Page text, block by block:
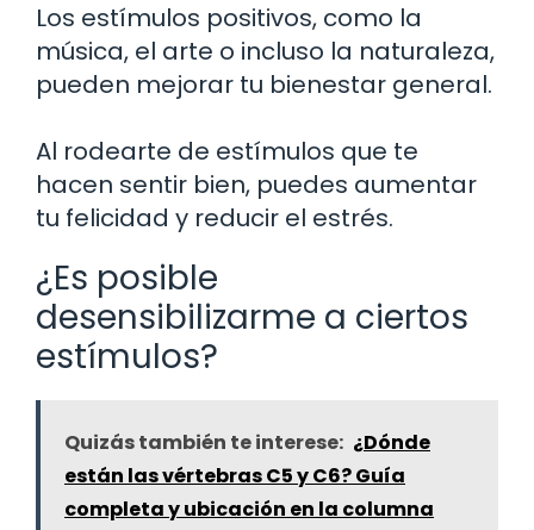
Los estímulos positivos, como la
música, el arte o incluso la naturaleza,
pueden mejorar tu bienestar general.
Al rodearte de estímulos que te
hacen sentir bien, puedes aumentar
tu felicidad y reducir el estrés.
¿Es posible
desensibilizarme a ciertos
estímulos?
Quizás también te interese: ¿Dónde
están las vértebras C5 y C6? Guía
completa y ubicación en la columna